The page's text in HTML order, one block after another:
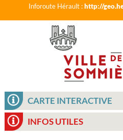
Inforoute Hérault :http://
CARTE INTERACTIVE
INFOS UTILES